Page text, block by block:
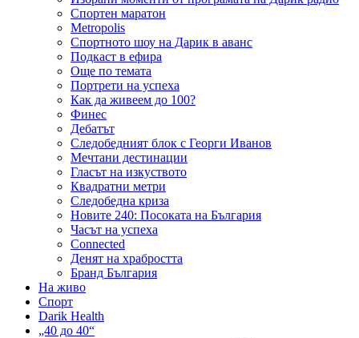
Спортен маратон
Metropolis
Спортното шоу на Дарик в аванс
Подкаст в ефира
Още по темата
Портрети на успеха
Как да живеем до 100?
Финес
Дебатът
Следобедният блок с Георги Иванов
Мечтани дестинации
Гласът на изкуството
Квадратни метри
Следобедна криза
Новите 240: Посоката на България
Часът на успеха
Connected
Денят на храбростта
Бранд България
На живо
Спорт
Darik Health
„40 до 40“